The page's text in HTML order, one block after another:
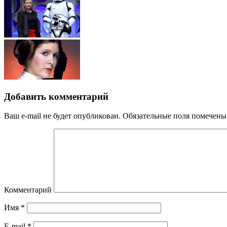
Добавить комментарий
Ваш e-mail не будет опубликован. Обязательные поля
Комментарий
Имя *